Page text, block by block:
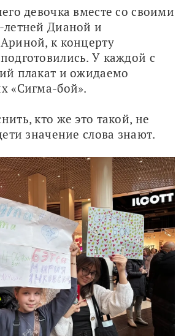
девочка вместе со своими
летней Дианой и
к концерту
У каждой с
плакат и ожидаемо
«Сигма-бой».
кто же это такой, не
значение слова знают.